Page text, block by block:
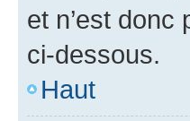
et n’est donc
ci-dessous.
Haut